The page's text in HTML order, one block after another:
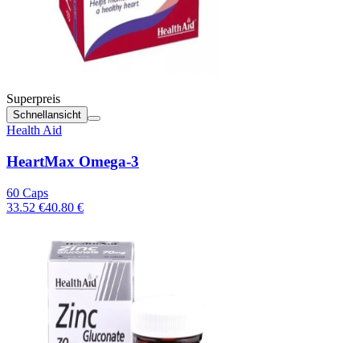
Superpreis
Schnellansicht
Health Aid
HeartMax Omega-3
60 Caps
33.52 €40.80 €